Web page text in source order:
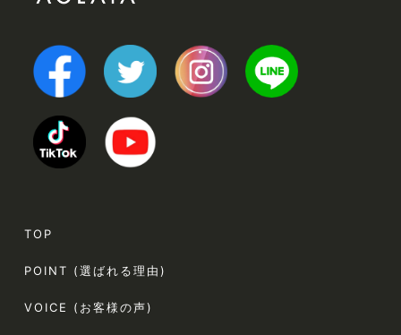
TOP
POINT (選ばれる理由)
VOICE (お客様の声)